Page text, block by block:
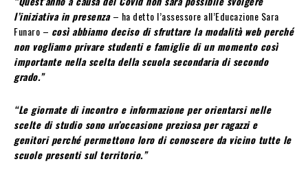
l’iniziativa in presenza– ha detto l’assessore all’Educazione Sara
Funaro – così abbiamo deciso di sfruttare la modalità web perché
non vogliamo privare studenti e famiglie di un momento così
importante nella scelta della scuola secondaria di secondo
grado.”
“Le giornate di incontro e informazione per orientarsi nelle
scelte di studio sono un’occasione preziosa per ragazzi e
genitori perché permettono loro di conoscere da vicino tutte le
scuole presenti sul territorio.”